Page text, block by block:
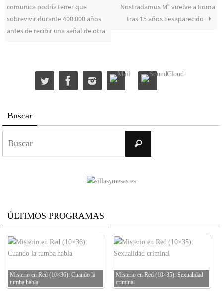
comunica podría tener que
sobrevivir durante 400.000 años
antes de recibir una señal de otra
Nostradamus M” vuelve a Roma
tras 15 años desaparecido
Buscar
Buscar
ÚLTIMOS PROGRAMAS
Misterio en Red (10×36): Cuando la
tumba habla
Misterio en Red (10×35): Sexualidad
criminal